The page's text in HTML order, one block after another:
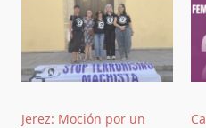
Jerez: Moción por un